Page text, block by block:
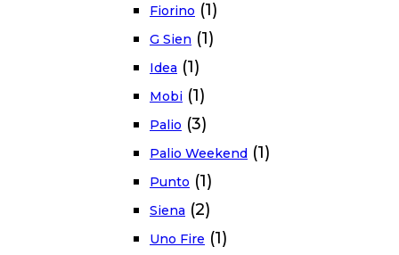
Fiorino (1)
G Sien (1)
Idea (1)
Mobi (1)
Palio (3)
Palio Weekend (1)
Punto (1)
Siena (2)
Uno Fire (1)